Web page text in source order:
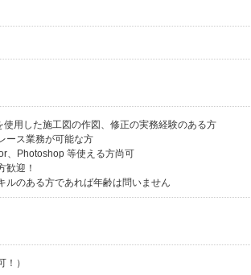
用した施工図の作図、修正の実務経験のある方
ース業務が可能な方
、Photoshop 等使える方尚可
歓迎！
のある方であれば年齢は問いません
）